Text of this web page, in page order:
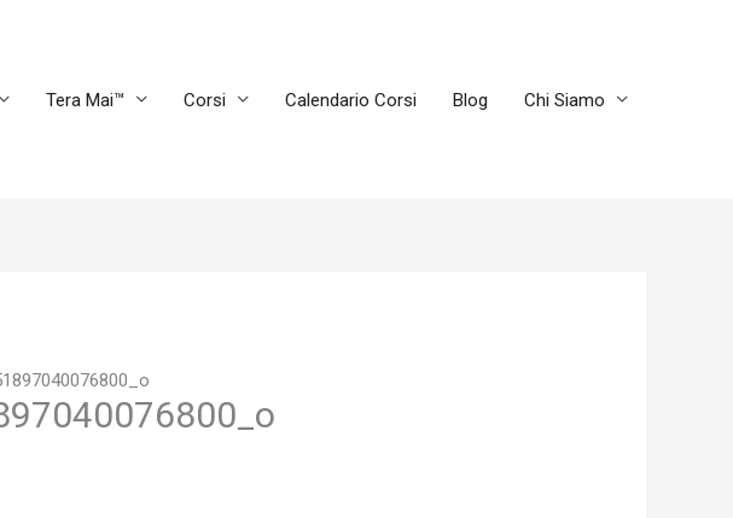
Tera Mai™ Corsi Calendario Corsi Blog Chi Siamo